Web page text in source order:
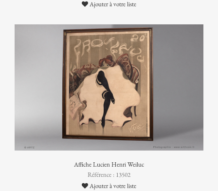
Ajouter à votre liste
Affiche Lucien Henri Weiluc
Référence : 13502
Ajouter à votre liste